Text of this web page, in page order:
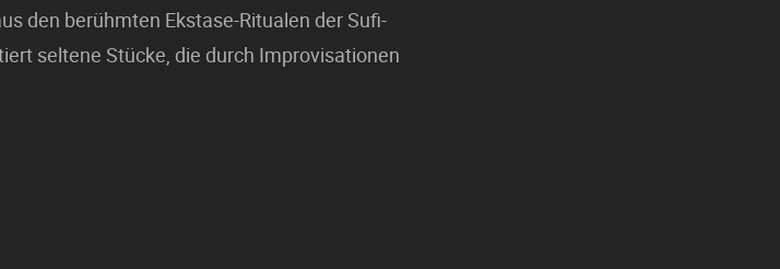
den berühmten Ekstase-Ritualen der Sufi-
seltene Stücke, die durch Improvisationen